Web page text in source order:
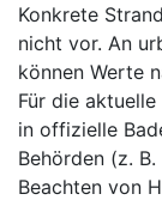
Konkrete
nicht vor. An
können Werte
Für die
in offizielle
Behörden (z.
Beachten von